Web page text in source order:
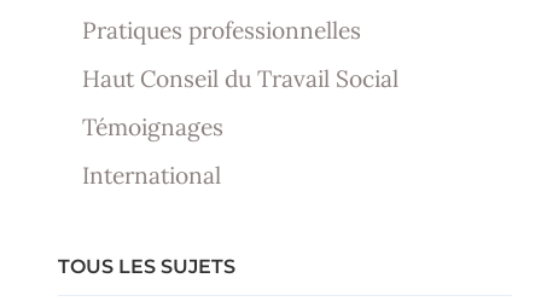
Pratiques professionnelles
Haut Conseil du Travail Social
Témoignages
International
TOUS LES SUJETS